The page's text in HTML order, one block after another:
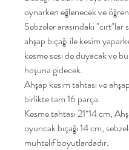
oynarken eğlenecek ve
Sebzeler arasındaki "cırt"lar
ahşap bıçağı ile kesim
kesme sesi de duyacak ve
hoşuna gidecek.
Ahşap kesim tahtası ve
birlikte tam 16 parça.
Kesme tahtası 21*14 cm,
oyuncak bıçağı 14 cm,
muhtelif